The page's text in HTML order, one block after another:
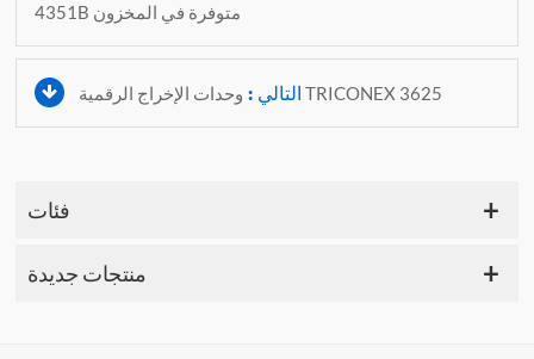
4351B متوفرة في المخزون
التالي : وحدات الإخراج الرقمية TRICONEX 3625
فئات
منتجات جديدة